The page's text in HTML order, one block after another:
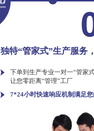
独特“管家式”生产服务
下单到生产专业一对一“管家
让您零距离“管理”工厂
7*24小时快速响应机制满足